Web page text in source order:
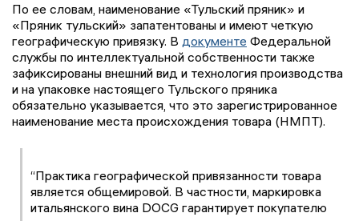
По ее словам, наименование «Тульский пряник» и
«Пряник тульский» запатентованы и имеют четкую
географическую привязку. В документе Федеральной
службы по интеллектуальной собственности также
зафиксированы внешний вид и технология производства
и на упаковке настоящего Тульского пряника
обязательно указывается, что это зарегистрированное
наименование места происхождения товара (НМПТ).
“Практика географической привязанности товара
является общемировой. В частности, маркировка
итальянского вина DOCG гарантирует покупателю